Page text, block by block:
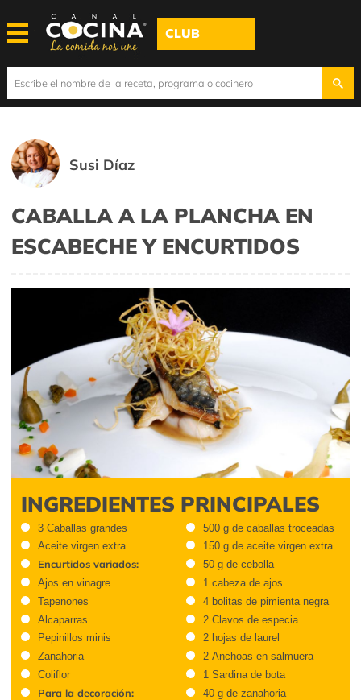
CLUB
Susi Díaz
CABALLA A LA PLANCHA EN
ESCABECHE Y ENCURTIDOS
INGREDIENTES PRINCIPALES
3 Caballas grandes
Aceite virgen extra
Encurtidos variados:
Ajos en vinagre
Tapenones
Alcaparras
Pepinillos minis
Zanahoria
Coliflor
Para la decoración:
500 g de caballas troceadas
150 g de aceite virgen extra
50 g de cebolla
1 cabeza de ajos
4 bolitas de pimienta negra
2 Clavos de especia
2 hojas de laurel
2 Anchoas en salmuera
1 Sardina de bota
40 g de zanahoria